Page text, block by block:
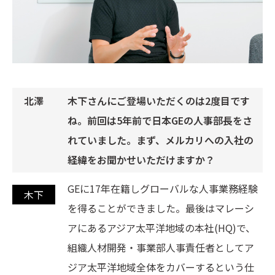
木下さんにご登場いただくのは2度目です
ね。前回は5年前で日本GEの人事部長をさ
れていました。まず、メルカリへの入社の
経緯をお聞かせいただけますか？
GEに17年在籍しグローバルな人事業務経験
を得ることができました。最後はマレーシ
アにあるアジア太平洋地域の本社(HQ)で、
組織人材開発・事業部人事責任者としてア
ジア太平洋地域全体をカバーするという仕